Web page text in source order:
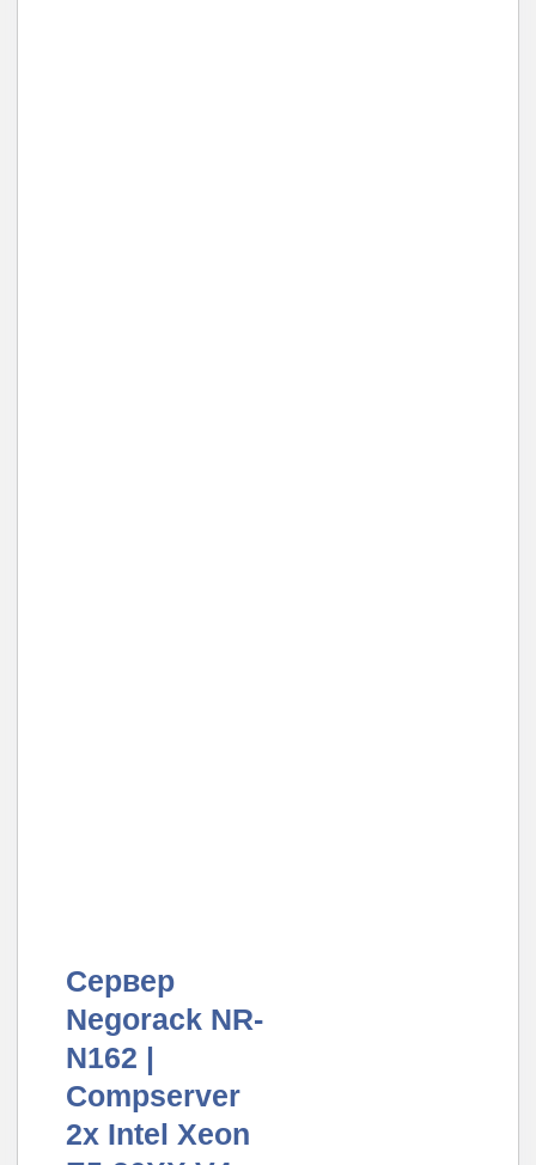
Сервер
Negorack NR-
N162 |
Compserver
2x Intel Xeon